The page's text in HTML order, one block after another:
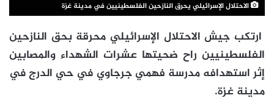
الاحتلال الإسرائيلي يحرق النازحين الفلسطينيين في مدينة غزة
ارتكب جيش الاحتلال الإسرائيلي محرقة بحق النازحين
الفلسطينيين راح ضحيتها عشرات الشهداء والمصابين
إثر استهدافه مدرسة فهمي جرجاوي في حي الدرج في
مدينة غزة.